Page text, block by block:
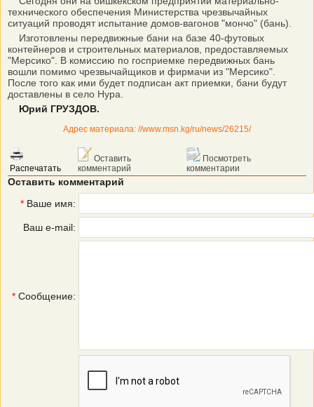
технического обеспечения Министерства чрезвычайных
ситуаций проводят испытание домов-вагонов "мончо" (бань).
Изготовлены передвижные бани на базе 40-футовых
контейнеров и строительных материалов, предоставляемых
"Мерсико". В комиссию по госприемке передвижных бань
вошли помимо чрезвычайщиков и фирмачи из "Мерсико".
После того как ими будет подписан акт приемки, бани будут
доставлены в село Нура.
Юрий ГРУЗДОВ.
Адрес материала: //www.msn.kg/ru/news/26215/
Распечатать
Оставить
комментарий
Посмотреть
комментарии
Оставить комментарий
* Ваше имя:
Ваш e-mail:
* Сообщение: